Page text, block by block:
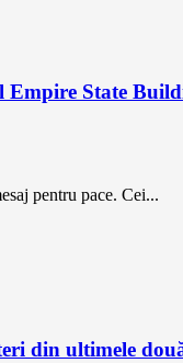
State
pentru pace. Cei...
din ultimele